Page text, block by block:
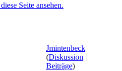
Seite ansehen.
Jmintenbeck
(Diskussion |
Beiträge)